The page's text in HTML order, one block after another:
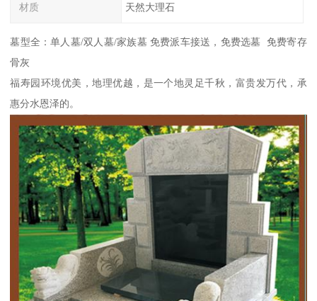
材质 天然大理石
墓型全：单人墓/双人墓/家族墓 免费派车接送，免费选墓 免费寄存
骨灰
福寿园环境优美，地理优越，是一个地灵足千秋，富贵发万代，承
惠分水恩泽的。